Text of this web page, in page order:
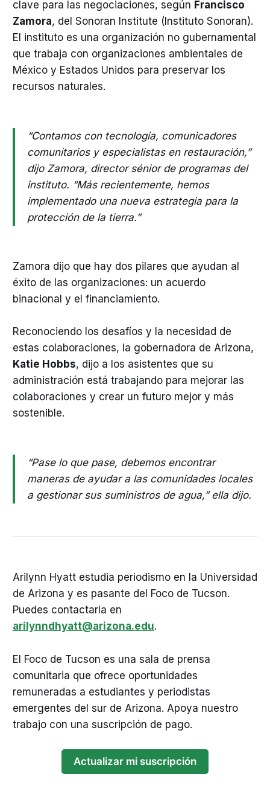
clave para las negociaciones, según Francisco
Zamora, del Sonoran Institute (Instituto Sonoran).
El instituto es una organización no gubernamental
que trabaja con organizaciones ambientales de
México y Estados Unidos para preservar los
recursos naturales.
“Contamos con tecnología, comunicadores
comunitarios y especialistas en restauración,”
dijo Zamora, director sénior de programas del
instituto. “Más recientemente, hemos
implementado una nueva estrategia para la
protección de la tierra.”
Zamora dijo que hay dos pilares que ayudan al
éxito de las organizaciones: un acuerdo
binacional y el financiamiento.
Reconociendo los desafíos y la necesidad de
estas colaboraciones, la gobernadora de Arizona,
Katie Hobbs, dijo a los asistentes que su
administración está trabajando para mejorar las
colaboraciones y crear un futuro mejor y más
sostenible.
“Pase lo que pase, debemos encontrar
maneras de ayudar a las comunidades locales
a gestionar sus suministros de agua,” ella dijo.
Arilynn Hyatt estudia periodismo en la Universidad
de Arizona y es pasante del Foco de Tucson.
Puedes contactarla en
arilynndhyatt@arizona.edu.
El Foco de Tucson es una sala de prensa
comunitaria que ofrece oportunidades
remuneradas a estudiantes y periodistas
emergentes del sur de Arizona. Apoya nuestro
trabajo con una suscripción de pago.
Actualizar mi suscripción